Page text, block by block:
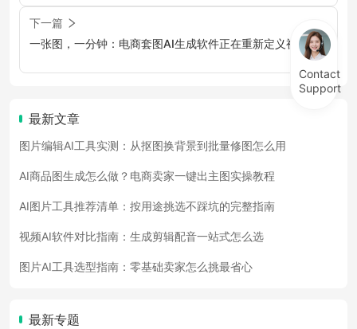
下一篇
一张图，一分钟：电商套图AI生成软件正在重新定义视觉生
最新文章
图片编辑AI工具实测：从抠图换背景到批量修图怎么用
AI商品图生成怎么做？电商卖家一键出主图实操教程
AI图片工具推荐清单：按用途挑选不踩坑的完整指南
视频AI软件对比指南：生成剪辑配音一站式怎么选
图片AI工具选型指南：零基础卖家怎么挑最省心
最新专题
Contact
Support